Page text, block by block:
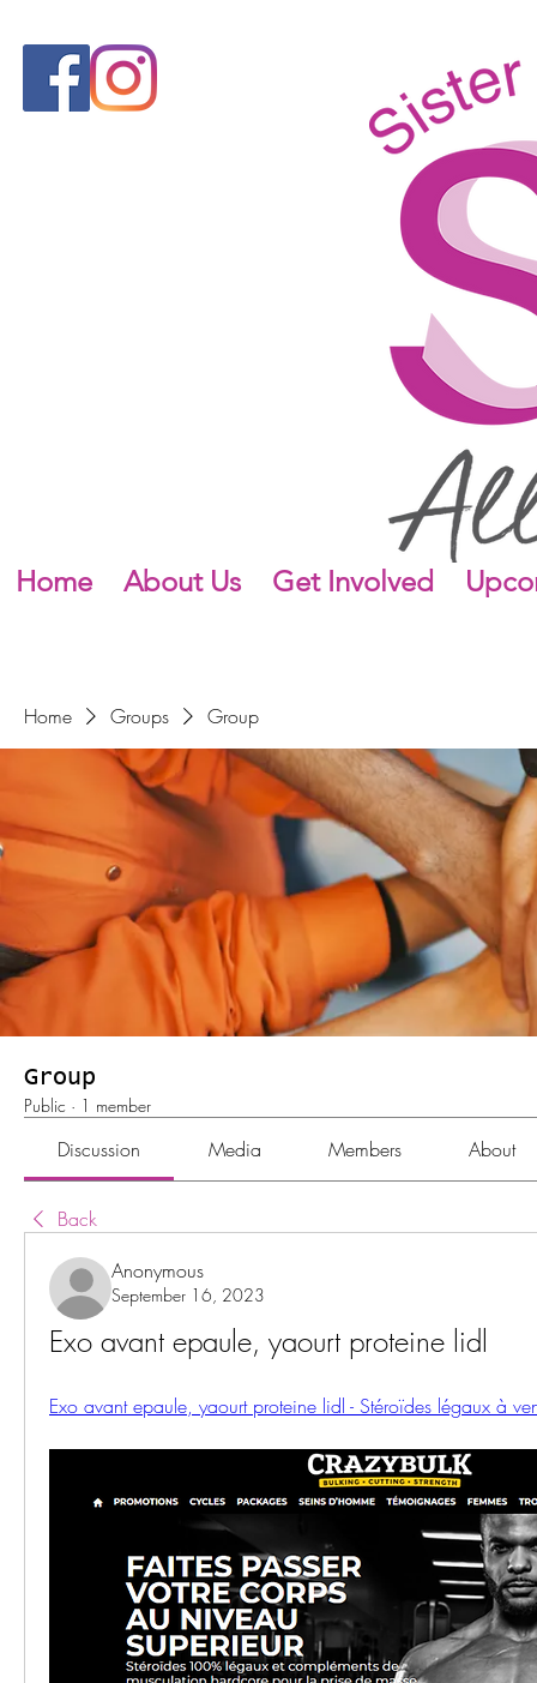
Home About Us Get Involved
Home Groups Group
Group
Public · 1 member
Discussion Media Members About
Back
Anonymous
September 16, 2023
Exo avant epaule, yaourt proteine lidl
Exo avant epaule, yaourt proteine lidl - Stéroïdes légaux à